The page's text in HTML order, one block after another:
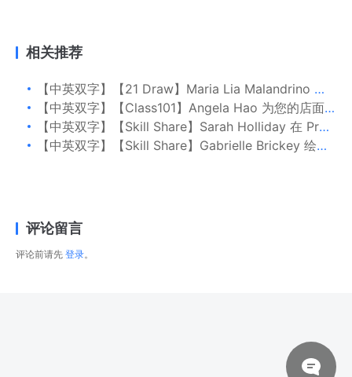
相关推荐
【中英双字】【21 Draw】Maria Lia Malandrino 如何画卡通人物
【中英双字】【Class101】Angela Hao 为您的店面插图带来生机、质感和温暖的氛围
【中英双字】【Skill Share】Sarah Holliday 在 Procreate 中绘制房屋：描绘一个独特、富有想象力的家
【中英双字】【Skill Share】Gabrielle Brickey 绘画光影：肖像和人物的基础
评论留言
评论前请先 登录。